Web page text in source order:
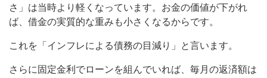
さ」は当時より軽くなっています。お金の価値が下がれ
ば、借金の実質的な重みも小さくなるからです。
これを「インフレによる債務の目減り」と言います。
さらに固定金利でローンを組んでいれば、毎月の返済額は